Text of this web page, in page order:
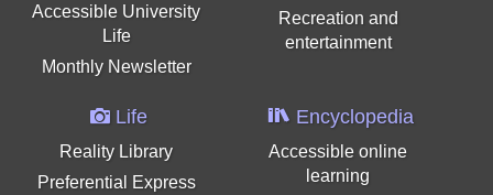
Accessible University
Life
Monthly Newsletter
Recreation and
entertainment
Life
Reality Library
Preferential Express
Encyclopedia
Accessible online
learning